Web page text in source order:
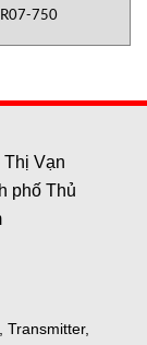
750
Vạn
phố Thủ
Transmitter,